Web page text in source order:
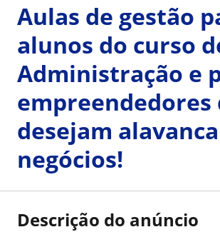
Aulas de gestão
alunos do curso
Administração e
empreendedores
desejam
negócios!
Descrição do anúncio